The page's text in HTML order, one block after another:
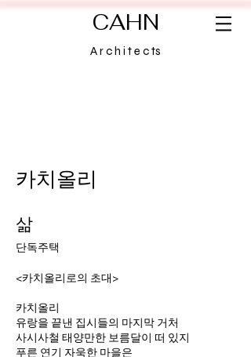
CAHN
A r c h i t e c ts
카치올리
삶
단독주택
<카치올리로의 초대>
카치올리
유랑을 끝낸 집시들의 마지막 거처
사시사철 태양만한 보름달이 떠 있지
푸른 연기 자욱한 마을은